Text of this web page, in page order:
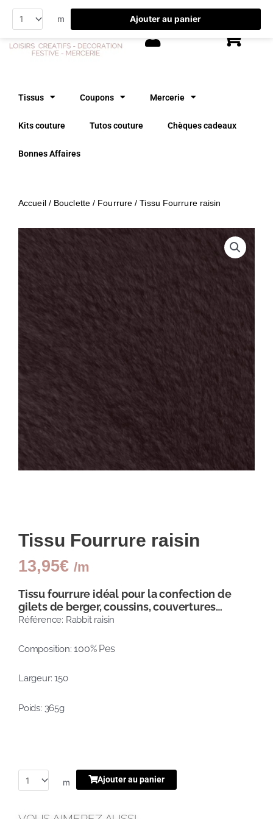
contenu
Tissus Coupons Mercerie
Kits couture Tutos couture Chèques cadeaux
Bonnes Affaires
Accueil/ Bouclette / Fourrure / Tissu Fourrure raisin
Tissu Fourrure raisin
13,95€ /m
Tissu fourrure idéal pour la confection de
gilets de berger, coussins, couvertures…
Référence: Rabbit raisin
Composition:100% Pes
Largeur: 150
Poids: 365g
m Ajouter au panier
m Ajouter au panier